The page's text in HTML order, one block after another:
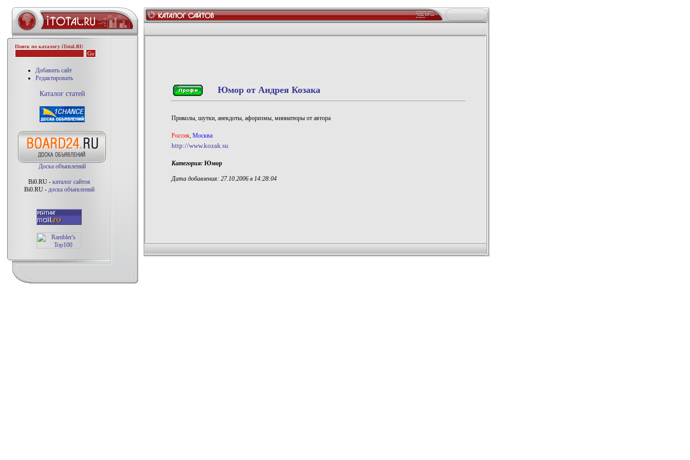
Поиск по каталогу iTotal.RU
Добавить сайт
Редактировать
Каталог статей
Доска объявлений
Bi0.RU - каталог сайтов
Bi0.RU - доска объявлений
Юмор от Андрея Козака
Приколы, шутки, анекдоты, афоризмы, миниатюры от автора
Россия, Москва
http://www.kozak.su
Категория: Юмор
Дата добавления: 27.10.2006 в 14:28:04